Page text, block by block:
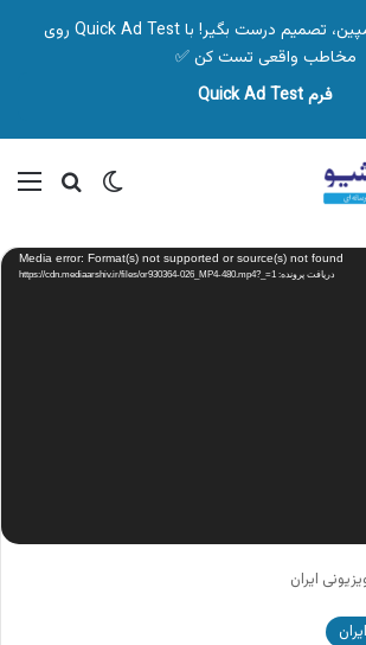
🎯 قبل از شروع کمپین، تصمیم درست بگیر! با Quick Ad Test روی
مخاطب واقعی تست کن ✅
فرم Quick Ad Test
تغییر پوسته
Media error: Format(s) not supported or source(s) not found
دریافت پرونده: https://cdn.mediaarshiv.ir/files/or930364-026_MP4-480.mp4?_=1
ایران